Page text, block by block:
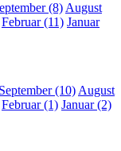
(8)August
Februar (11) Januar
September (10)August
Februar (1) Januar (2)